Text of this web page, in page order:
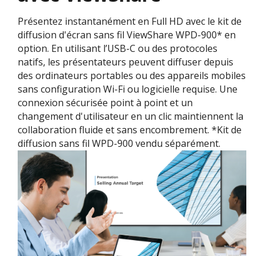
Présentez instantanément en Full HD avec le kit de
diffusion d'écran sans fil ViewShare WPD-900* en
option. En utilisant l’USB-C ou des protocoles
natifs, les présentateurs peuvent diffuser depuis
des ordinateurs portables ou des appareils mobiles
sans configuration Wi-Fi ou logicielle requise. Une
connexion sécurisée point à point et un
changement d'utilisateur en un clic maintiennent la
collaboration fluide et sans encombrement. *Kit de
diffusion sans fil WPD-900 vendu séparément.